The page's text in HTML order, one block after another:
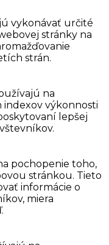
vykonávať určité
stránky na
strán.
na
výkonnosti
lepšej
pochopenie toho,
stránkou. Tieto
informácie o
miera